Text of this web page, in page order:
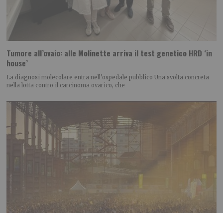
Tumore all’ovaio: alle Molinette arriva il test genetico HRD ‘in
house’
La diagnosi molecolare entra nell’ospedale pubblico Una svolta concreta
nella lotta contro il carcinoma ovarico, che